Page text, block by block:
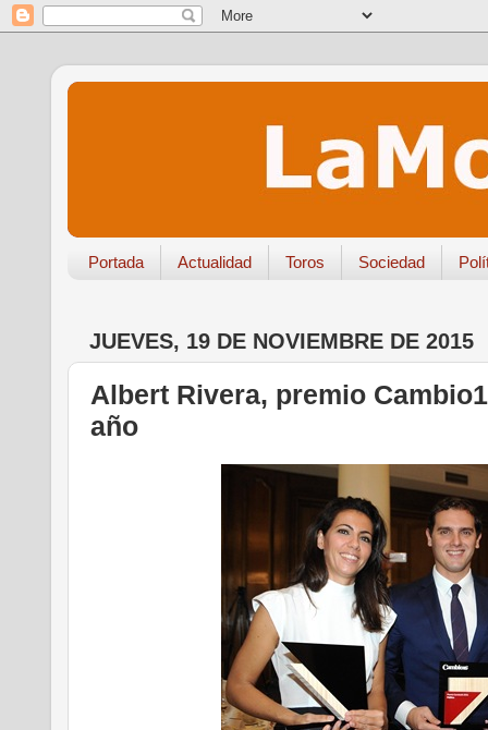
Portada Actualidad Toros Sociedad
JUEVES, 19 DE NOVIEMBRE DE 2015
Albert Rivera, premio
año